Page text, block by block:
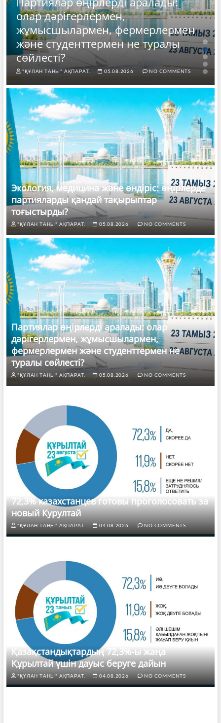
олар дәрігерлермен,
жұмысшылармен, фермерлермен
және студенттермен не туралы
сөйлесті?
"ҚҰЛАН ТАҢЫ" АҚПАРАТ. 05.08.2026 NO COMMENTS
Экология, медицина және өндіріс: өңірлерде
партияларды қандай тақырыптар
тоғыстырды?
"ҚҰЛАН ТАҢЫ" АҚПАРАТ. 05.08.2026 NO COMMENTS
Партиялар өңірлерді аралады: олар
дәрігерлермен, жұмысшылармен,
фермерлермен және студенттермен не
туралы сөйлесті?
"ҚҰЛАН ТАҢЫ" АҚПАРАТ. 05.08.2026 NO COMMENTS
72,3% казахстанцев готовы проголосовать за
новый Курултай
"ҚҰЛАН ТАҢЫ" АҚПАРАТ. 04.08.2026 NO COMMENTS
Қазақстандықтардың 72,3%-ы жаңа
Құрылтай үшін дауыс беруге дайын
"ҚҰЛАН ТАҢЫ" АҚПАРАТ. 04.08.2026 NO COMMENTS